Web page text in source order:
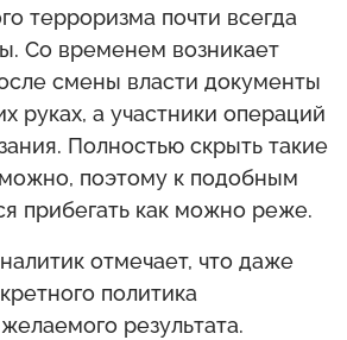
терроризма почти всегда
Со временем возникает
смены власти документы
руках, а участники операций
Полностью скрыть такие
поэтому к подобным
прибегать как можно реже.
отмечает, что даже
политика
результата.